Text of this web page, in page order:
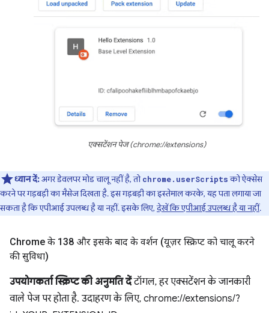
एक्सटेंशन पेज (chrome://extensions)
ध्यान दें:अगर डेवलपर मोड चालू नहीं है, तोchrome.userScriptsको ऐक्सेस
करने पर गड़बड़ी का मैसेज दिखता है. इस गड़बड़ी का इस्तेमाल करके, यह पता लगाया जा
सकता है कि एपीआई उपलब्ध है या नहीं. इसके लिए,देखें कि एपीआई उपलब्ध है या नहीं.
Chrome के 138 और इसके बाद के वर्शन (यूज़र स्क्रिप्ट को चालू करने
की सुविधा)
उपयोगकर्ता स्क्रिप्ट की अनुमति देंटॉगल, हर एक्सटेंशन के जानकारी
वाले पेज पर होता है. उदाहरण के लिए, chrome://extensions/?